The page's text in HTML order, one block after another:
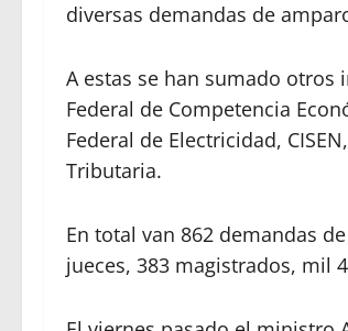
diversas demandas de
A estas se han sumado otros
Federal de Competencia
Federal de Electricidad,
Tributaria.
En total van 862 demandas
jueces, 383 magistrados, mil